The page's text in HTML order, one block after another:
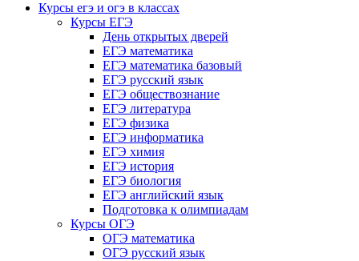
Курсы егэ и огэ в классах
Курсы ЕГЭ
День открытых дверей
ЕГЭ математика
ЕГЭ математика базовый
ЕГЭ русский язык
ЕГЭ обществознание
ЕГЭ литература
ЕГЭ физика
ЕГЭ информатика
ЕГЭ химия
ЕГЭ история
ЕГЭ биология
ЕГЭ английский язык
Подготовка к олимпиадам
Курсы ОГЭ
ОГЭ математика
ОГЭ русский язык